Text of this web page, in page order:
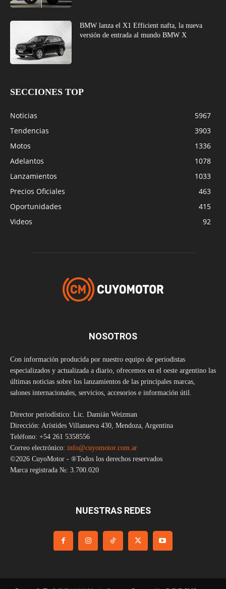
BMW lanza el X1 Efficient nafta, la nueva
versión de entrada al mundo BMW X
SECCIONES TOP
Noticias
5967
Tendencias
3903
Motos
1336
Adelantos
1078
Lanzamientos
1033
Precios Oficiales
463
Oportunidades
415
Videos
92
NOSOTROS
Con información producida por nuestro equipo de periodistas
especializados y actualizada a diario, ofrecemos en el oeste argentino las
últimas noticias sobre los lanzamientos de las principales marcas,
salones internacionales, servicios, accesorios e información útil.
Director periodístico: Lic. Damián Weizman
Dirección: Arístides Villanueva 430, Mendoza, Argentina
Teléfono: +54 261 5358556
Correo electrónico: info@cuyomotor.com.ar
©2026 CuyoMotor - ®Todos los derechos reservados
Marca registrada №: 3.700.020
NUESTRAS REDES